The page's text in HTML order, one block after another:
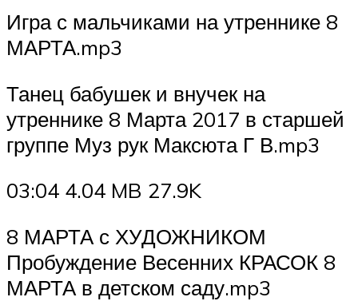
Игра с мальчиками на утреннике 8
МАРТА.mp3
Танец бабушек и внучек на
утреннике 8 Марта 2017 в старшей
группе Муз рук Максюта Г В.mp3
03:04 4.04 MB 27.9K
8 МАРТА с ХУДОЖНИКОМ
Пробуждение Весенних КРАСОК 8
МАРТА в детском саду.mp3